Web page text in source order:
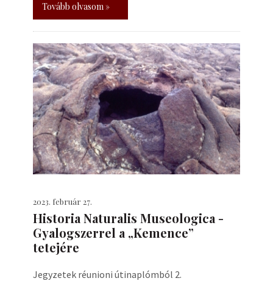
Tovább olvasom »
2023. február 27.
Historia Naturalis Museologica -
Gyalogszerrel a „Kemence”
tetejére
Jegyzetek réunioni útinaplómból 2.